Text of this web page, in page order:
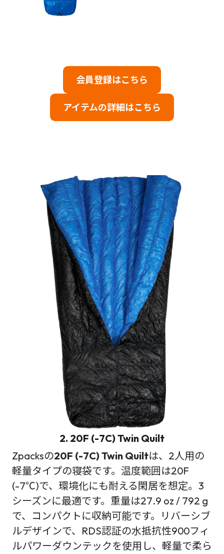
会員登録はこちら
アイテムの詳細はこちら
2. 20F (-7C) Twin Quilt
Zpacksの20F (-7C) Twin Quiltは、2人用の
軽量タイプの寝袋です。温度範囲は20F
(-7℃)で、環境化にも耐える閑居を想定。3
シーズンに最適です。重量は27.9 oz / 792 g
で、コンパクトに収納可能です。リバーシブ
ルデザインで、RDS認証の水抵抗性900フィ
ルパワーダウンテックを使用し、軽量で柔ら